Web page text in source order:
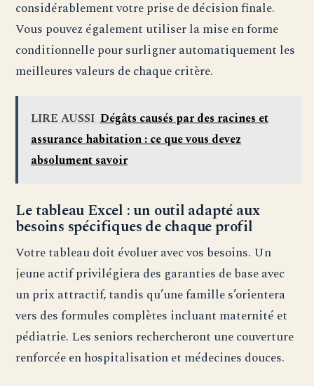
considérablement votre prise de décision finale.
Vous pouvez également utiliser la mise en forme
conditionnelle pour surligner automatiquement les
meilleures valeurs de chaque critère.
LIRE AUSSI Dégâts causés par des racines et
assurance habitation : ce que vous devez
absolument savoir
Le tableau Excel : un outil adapté aux
besoins spécifiques de chaque profil
Votre tableau doit évoluer avec vos besoins. Un
jeune actif privilégiera des garanties de base avec
un prix attractif, tandis qu’une famille s’orientera
vers des formules complètes incluant maternité et
pédiatrie. Les seniors rechercheront une couverture
renforcée en hospitalisation et médecines douces.